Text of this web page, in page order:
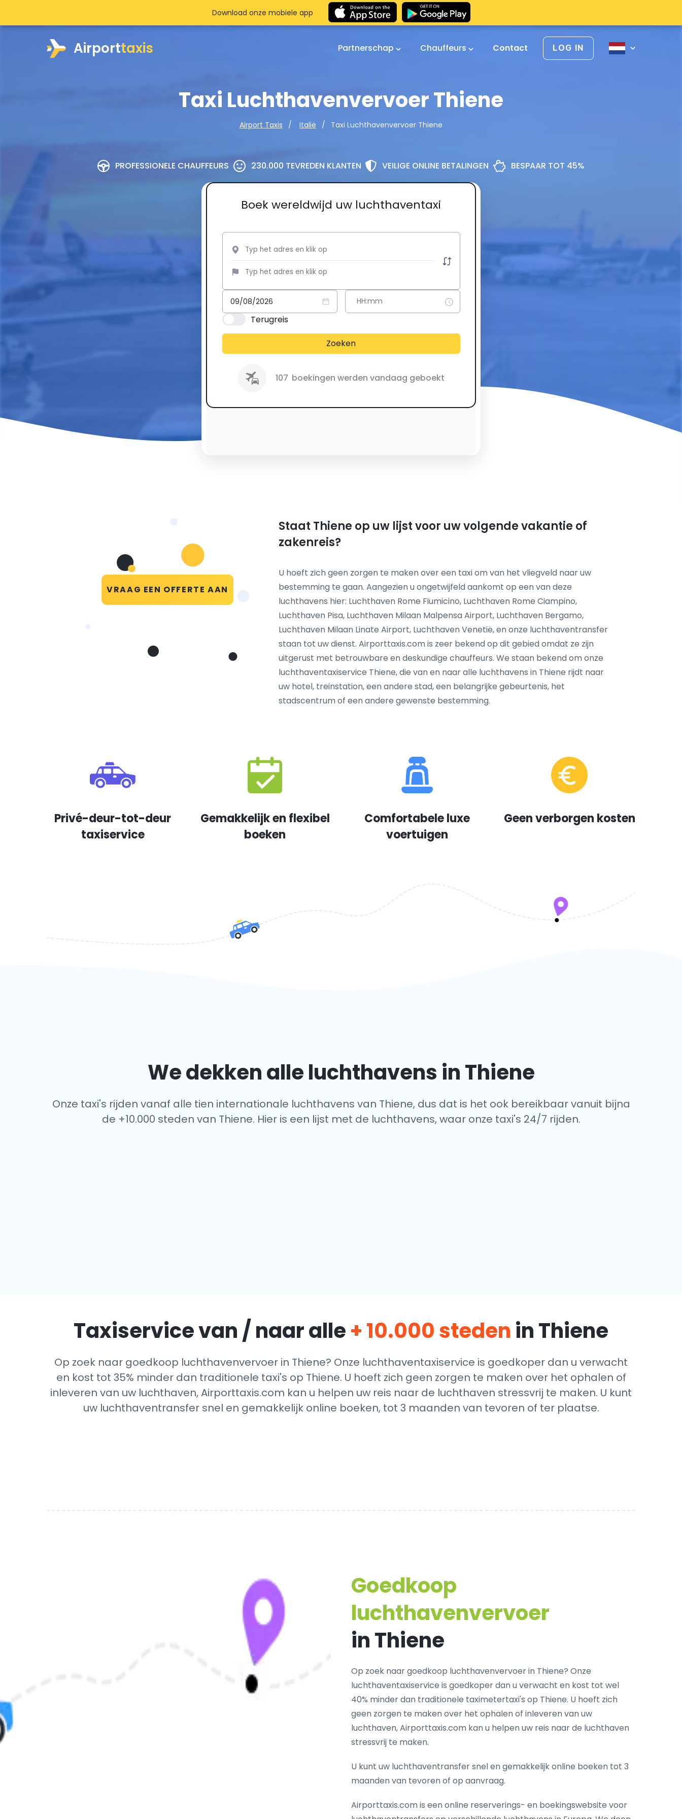
Airporttaxis Partnerschap Chauffeurs Contact LOG IN
Taxi Luchthavenvervoer Thiene
Airport Taxis Italië Taxi Luchthavenvervoer Thiene
PROFESSIONELE CHAUFFEURS 230.000 TEVREDEN KLANTEN VEILIGE ONLINE BETALINGEN BESPAAR TOT 45%
Boek wereldwijd uw luchthaventaxi
Terugreis
Zoeken
107 boekingen werden vandaag geboekt
Download onze mobiele app
VRAAG EEN OFFERTE AAN
Staat Thiene op uw lijst voor uw volgende vakantie of
zakenreis?
U hoeft zich geen zorgen te maken over een taxi om van het vliegveld naar uw
bestemming te gaan. Aangezien u ongetwijfeld aankomt op een van deze
luchthavens hier: Luchthaven Rome Fiumicino, Luchthaven Rome Ciampino,
Luchthaven Pisa, Luchthaven Milaan Malpensa Airport, Luchthaven Bergamo,
Luchthaven Milaan Linate Airport, Luchthaven Venetië, en onze luchthaventransfer
staan tot uw dienst. Airporttaxis.com is zeer bekend op dit gebied omdat ze zijn
uitgerust met betrouwbare en deskundige chauffeurs. We staan bekend om onze
luchthaventaxiservice Thiene, die van en naar alle luchthavens in Thiene rijdt naar
uw hotel, treinstation, een andere stad, een belangrijke gebeurtenis, het
stadscentrum of een andere gewenste bestemming.
Privé-deur-tot-deur
taxiservice
Gemakkelijk en flexibel
boeken
Comfortabele luxe
voertuigen
Geen verborgen kosten
We dekken alle luchthavens in Thiene
Onze taxi's rijden vanaf alle tien internationale luchthavens van Thiene, dus dat is het ook bereikbaar vanuit bijna
de +10.000 steden van Thiene. Hier is een lijst met de luchthavens, waar onze taxi's 24/7 rijden.
Taxiservice van / naar alle+ 10.000 steden in Thiene
Op zoek naar goedkoop luchthavenvervoer in Thiene? Onze luchthaventaxiservice is goedkoper dan u verwacht
en kost tot 35% minder dan traditionele taxi's op Thiene. U hoeft zich geen zorgen te maken over het ophalen of
inleveren van uw luchthaven, Airporttaxis.com kan u helpen uw reis naar de luchthaven stressvrij te maken. U kunt
uw luchthaventransfer snel en gemakkelijk online boeken, tot 3 maanden van tevoren of ter plaatse.
Goedkoop
luchthavenvervoer
in Thiene
Op zoek naar goedkoop luchthavenvervoer in Thiene? Onze
luchthaventaxiservice is goedkoper dan u verwacht en kost tot wel
40% minder dan traditionele taximetertaxi's op Thiene. U hoeft zich
geen zorgen te maken over het ophalen of inleveren van uw
luchthaven, Airporttaxis.com kan u helpen uw reis naar de luchthaven
stressvrij te maken.
U kunt uw luchthaventransfer snel en gemakkelijk online boeken tot 3
maanden van tevoren of op aanvraag.
Airporttaxis.com is een online reserverings- en boekingswebsite voor